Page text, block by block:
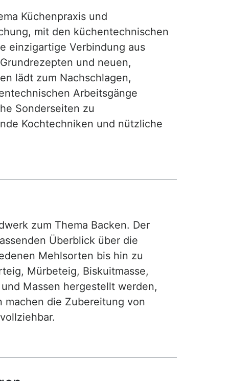
Küchenpraxis und
mit den küchentechnischen
einzigartige Verbindung aus
und neuen,
lädt zum Nachschlagen,
Arbeitsgänge
Sonderseiten zu
Kochtechniken und nützliche
zum Thema Backen. Der
Überblick über die
Mehlsorten bis hin zu
Mürbeteig, Biskuitmasse,
Massen hergestellt werden,
die Zubereitung von